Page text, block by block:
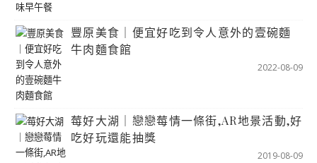
豐原美食｜便宜好吃到令人意外的壹碗麵
牛肉麵食館
2022-08-09
莓好大湖｜戀戀莓情一條街,AR地景活動,好
吃好玩還能抽獎
2019-08-09